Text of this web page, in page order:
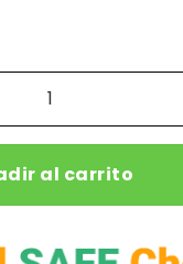
al carrito